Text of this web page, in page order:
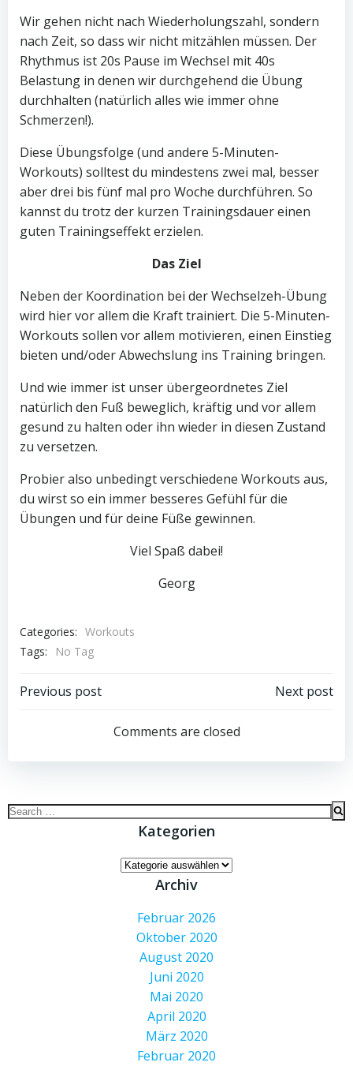
Wir gehen nicht nach Wiederholungszahl, sondern
nach Zeit, so dass wir nicht mitzählen müssen. Der
Rhythmus ist 20s Pause im Wechsel mit 40s
Belastung in denen wir durchgehend die Übung
durchhalten (natürlich alles wie immer ohne
Schmerzen!).
Diese Übungsfolge (und andere 5-Minuten-
Workouts) solltest du mindestens zwei mal, besser
aber drei bis fünf mal pro Woche durchführen. So
kannst du trotz der kurzen Trainingsdauer einen
guten Trainingseffekt erzielen.
Das Ziel
Neben der Koordination bei der Wechselzeh-Übung
wird hier vor allem die Kraft trainiert. Die 5-Minuten-
Workouts sollen vor allem motivieren, einen Einstieg
bieten und/oder Abwechslung ins Training bringen.
Und wie immer ist unser übergeordnetes Ziel
natürlich den Fuß beweglich, kräftig und vor allem
gesund zu halten oder ihn wieder in diesen Zustand
zu versetzen.
Probier also unbedingt verschiedene Workouts aus,
du wirst so ein immer besseres Gefühl für die
Übungen und für deine Füße gewinnen.
Viel Spaß dabei!
Georg
Categories: Workouts
Tags:
No Tag
Post
navigation
Previous post
navigation
Next post
Comments are closed
Search
Kategorien
Kategorien
Archiv
Februar 2026
Oktober 2020
August 2020
Juni 2020
Mai 2020
April 2020
März 2020
Februar 2020